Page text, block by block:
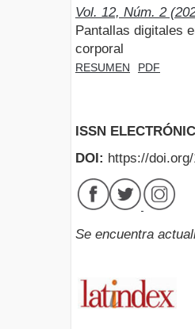
Vol. 12, Núm. 2
Pantallas digitales
corporal
RESUMEN PDF
ISSN
DOI: https://doi.org/
Se encuentra